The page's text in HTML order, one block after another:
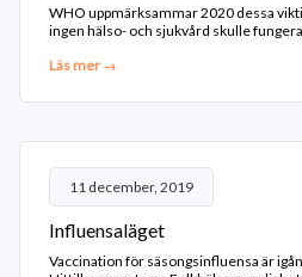
WHO uppmärksammar 2020 dessa
ingen hälso- och sjukvård skulle
Läs mer →
11 december, 2019
Influensaläget
Vaccination för säsongsinfluensa är